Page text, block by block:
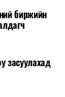
биржийн
засуулахад